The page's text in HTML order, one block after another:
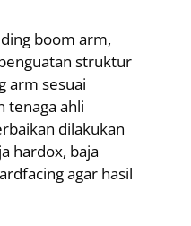
boom arm,
struktur
arm sesuai
tenaga ahli
dilakukan
hardox, baja
agar hasil